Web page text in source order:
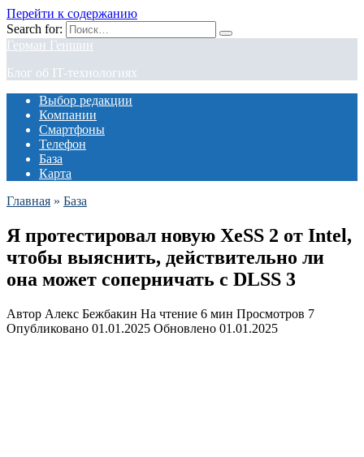
Перейти к содержанию
Search for:
Герман Геншин
Блог об IT-технологиях
Выбор редакции
Компании
Смартфоны
Телефон
База
Карта
Главная » База
Я протестировал новую XeSS 2 от Intel,
чтобы выяснить, действительно ли
она может соперничать с DLSS 3
Автор Алекс Бежбакин На чтение 6 мин Просмотров 7
Опубликовано 01.01.2025 Обновлено 01.01.2025